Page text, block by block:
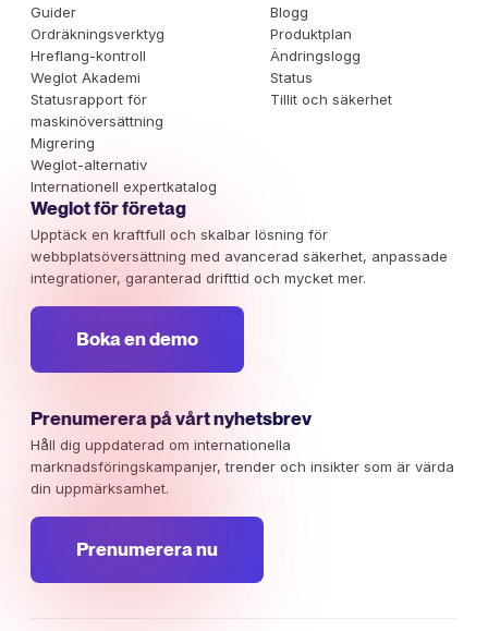
Guider
Ordräkningsverktyg
Hreflang-kontroll
Weglot Akademi
Statusrapport för
maskinöversättning
Migrering
Weglot-alternativ
Internationell expertkatalog
Blogg
Produktplan
Ändringslogg
Status
Tillit och säkerhet
Weglot för företag
Upptäck en kraftfull och skalbar lösning för
webbplatsöversättning med avancerad säkerhet, anpassade
integrationer, garanterad drifttid och mycket mer.
Boka en demo
Prenumerera på vårt nyhetsbrev
Håll dig uppdaterad om internationella
marknadsföringskampanjer, trender och insikter som är värda
din uppmärksamhet.
Prenumerera nu